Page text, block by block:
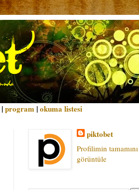
|program |okuma listesi
piktobet
Profilimin tamamını
görüntüle